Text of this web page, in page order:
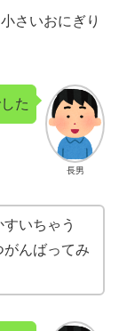
さいおにぎり
長男
た
いちゃう
がんばってみ